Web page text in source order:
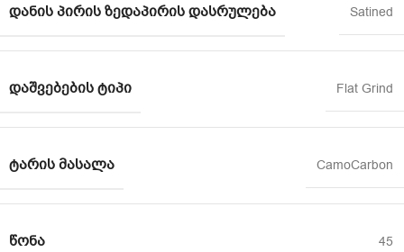
ᲓᲐᲜᲘᲡ ᲞᲘᲠᲘᲡ ᲖᲔᲓᲐᲞᲘᲠᲘᲡ ᲓᲐᲡᲠᲣᲚᲔᲑᲐ Satined
ᲓᲐᲨᲕᲔᲑᲔᲑᲘᲡ ᲢᲘᲞᲘ Flat Grind
ᲢᲐᲠᲘᲡ ᲛᲐᲡᲐᲚᲐ CamoCarbon
ᲬᲝᲜᲐ 45